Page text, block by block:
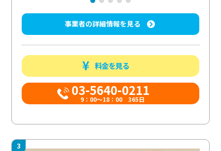
事業者の詳細情報を見る
料金を見る
03-5640-0211
9：00～18：00 365日
3